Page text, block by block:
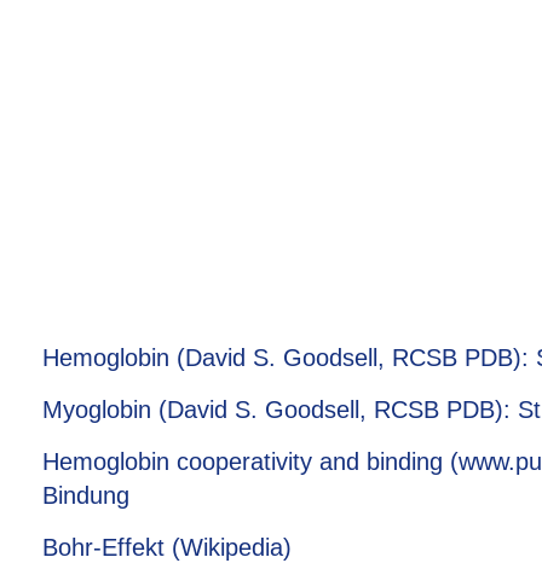
Hemoglobin (David S. Goodsell, RCSB
Myoglobin (David S. Goodsell, RCSB PDB):
Hemoglobin cooperativity and binding
Bindung
Bohr-Effekt (Wikipedia)